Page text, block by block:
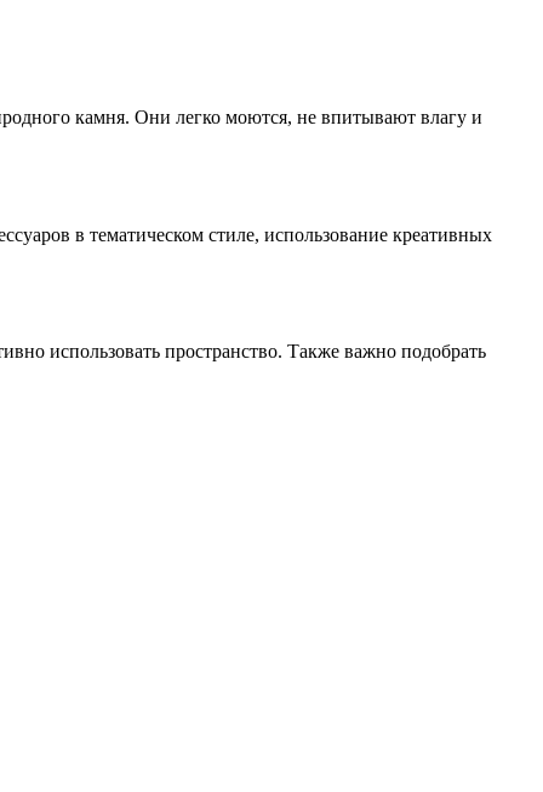
камня. Они легко моются, не впитывают влагу и
в тематическом стиле, использование креативных
использовать пространство. Также важно подобрать